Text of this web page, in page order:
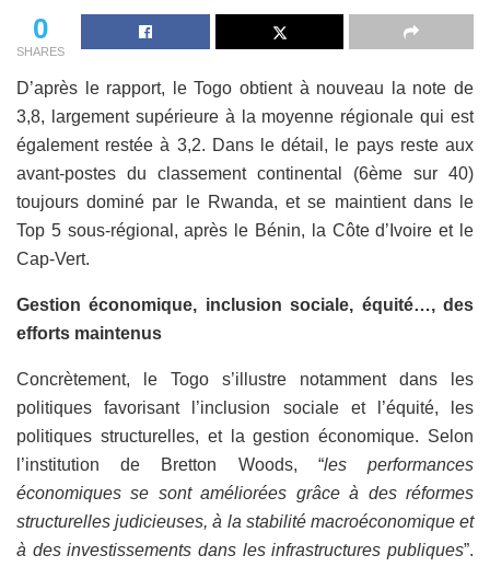
0
SHARES
D’après le rapport, le Togo obtient à nouveau la note de
3,8, largement supérieure à la moyenne régionale qui est
également restée à 3,2. Dans le détail, le pays reste aux
avant-postes du classement continental (6ème sur 40)
toujours dominé par le Rwanda, et se maintient dans le
Top 5 sous-régional, après le Bénin, la Côte d’Ivoire et le
Cap-Vert.
Gestion économique, inclusion sociale, équité…, des
efforts maintenus
Concrètement, le Togo s’illustre notamment dans les
politiques favorisant l’inclusion sociale et l’équité, les
politiques structurelles, et la gestion économique. Selon
l’institution de Bretton Woods, “les performances
économiques se sont améliorées grâce à des réformes
structurelles judicieuses, à la stabilité macroéconomique et
à des investissements dans les infrastructures publiques”.